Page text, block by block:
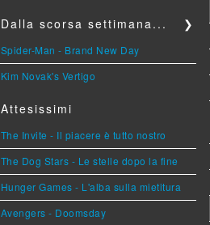
Dalla scorsa settimana... ❯
Spider-Man - Brand New Day
Kim Novak's Vertigo
Attesissimi
The Invite - Il piacere è tutto nostro
The Dog Stars - Le stelle dopo la fine
Hunger Games - L'alba sulla mietitura
Avengers - Doomsday